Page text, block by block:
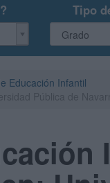
Tipo
Educación Infantil